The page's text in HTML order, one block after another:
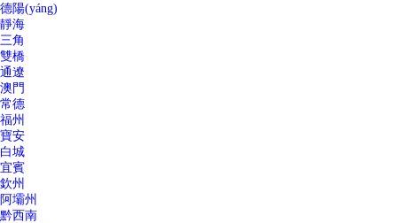
德陽(yáng)
靜海
三角
雙橋
通遼
澳門
常德
福州
寶安
白城
宜賓
欽州
阿壩州
黔西南